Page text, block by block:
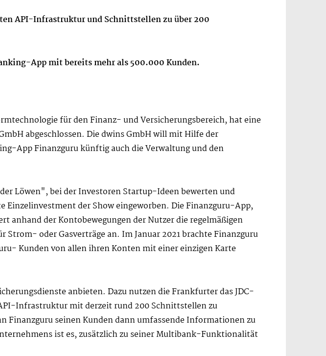
API-Infrastruktur und Schnittstellen zu über 200
App mit bereits mehr als 500.000 Kunden.
für den Finanz- und Versicherungsbereich, hat eine
abgeschlossen. Die dwins GmbH will mit Hilfe der
App Finanzguru künftig auch die Verwaltung und den
Löwen", bei der Investoren Startup-Ideen bewerten und
Einzelinvestment der Show eingeworben. Die Finanzguru-App,
anhand der Kontobewegungen der Nutzer die regelmäßigen
oder Gasverträge an. Im Januar 2021 brachte Finanzguru
Kunden von allen ihren Konten mit einer einzigen Karte
anbieten. Dazu nutzen die Frankfurter das JDC-
Infrastruktur mit derzeit rund 200 Schnittstellen zu
seinen Kunden dann umfassende Informationen zu
ist es, zusätzlich zu seiner Multibank-Funktionalität